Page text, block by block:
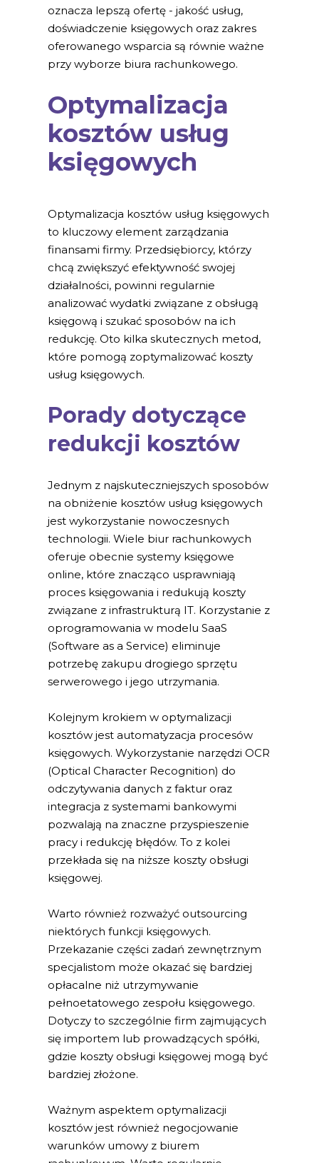
oznacza lepszą ofertę - jakość usług,
doświadczenie księgowych oraz zakres
oferowanego wsparcia są równie ważne
przy wyborze biura rachunkowego.
Optymalizacja
kosztów usług
księgowych
Optymalizacja kosztów usług księgowych
to kluczowy element zarządzania
finansami firmy. Przedsiębiorcy, którzy
chcą zwiększyć efektywność swojej
działalności, powinni regularnie
analizować wydatki związane z obsługą
księgową i szukać sposobów na ich
redukcję. Oto kilka skutecznych metod,
które pomogą zoptymalizować koszty
usług księgowych.
Porady dotyczące
redukcji kosztów
Jednym z najskuteczniejszych sposobów
na obniżenie kosztów usług księgowych
jest wykorzystanie nowoczesnych
technologii. Wiele biur rachunkowych
oferuje obecnie systemy księgowe
online, które znacząco usprawniają
proces księgowania i redukują koszty
związane z infrastrukturą IT. Korzystanie z
oprogramowania w modelu SaaS
(Software as a Service) eliminuje
potrzebę zakupu drogiego sprzętu
serwerowego i jego utrzymania.
Kolejnym krokiem w optymalizacji
kosztów jest automatyzacja procesów
księgowych. Wykorzystanie narzędzi OCR
(Optical Character Recognition) do
odczytywania danych z faktur oraz
integracja z systemami bankowymi
pozwalają na znaczne przyspieszenie
pracy i redukcję błędów. To z kolei
przekłada się na niższe koszty obsługi
księgowej.
Warto również rozważyć outsourcing
niektórych funkcji księgowych.
Przekazanie części zadań zewnętrznym
specjalistom może okazać się bardziej
opłacalne niż utrzymywanie
pełnoetatowego zespołu księgowego.
Dotyczy to szczególnie firm zajmujących
się importem lub prowadzących spółki,
gdzie koszty obsługi księgowej mogą być
bardziej złożone.
Ważnym aspektem optymalizacji
kosztów jest również negocjowanie
warunków umowy z biurem